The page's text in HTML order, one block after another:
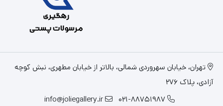
تهران، خیابان سهروردی شمالی، بالاتر از خیابان مطهری، نبش کوچه
آزادی، پلاک 276
021-88751987
info@joliegallery.ir